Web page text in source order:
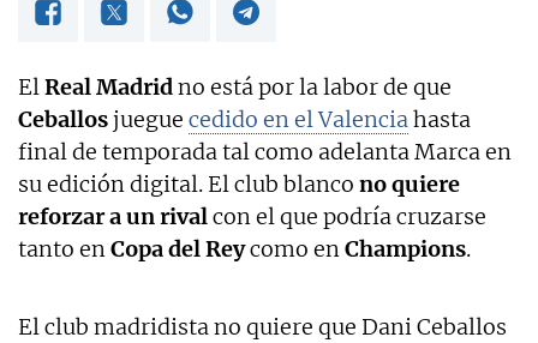
ElReal Madridno está por la labor de que
Ceballosjuegue cedido en el Valenciahasta
final de temporada tal como adelanta Marca en
su edición digital. El club blanco no quiere
reforzar a un rivalcon el que podría cruzarse
tanto enCopa del Reycomo enChampions.
El club madridista no quiere que Dani Ceballos